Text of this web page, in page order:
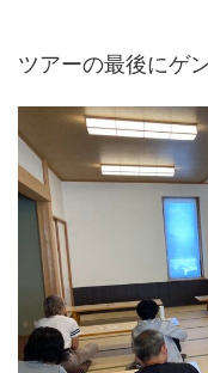
ツアーの最後にゲ